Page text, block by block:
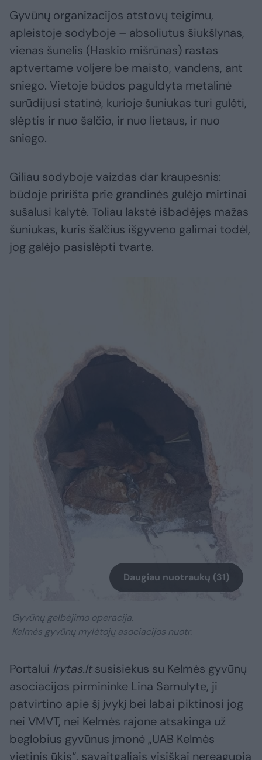
Gyvūnų organizacijos atstovų teigimu,
apleistoje sodyboje – absoliutus šiukšlynas,
vienas šunelis (Haskio mišrūnas) rastas
aptvertame voljere be maisto, vandens, ant
sniego. Vietoje būdos paguldyta metalinė
surūdijusi statinė, kurioje šuniukas turi gulėti,
slėptis ir nuo šalčio, ir nuo lietaus, ir nuo
sniego.
Giliau sodyboje vaizdas dar kraupesnis:
būdoje pririšta prie grandinės gulėjo mirtinai
sušalusi kalytė. Toliau lakstė išbadėjęs mažas
šuniukas, kuris šalčius išgyveno galimai todėl,
jog galėjo pasislėpti tvarte.
Daugiau nuotraukų (31)
Gyvūnų gelbėjimo operacija.
Kelmės gyvūnų mylėtojų asociacijos nuotr.
Portalui lrytas.ltsusisiekus su Kelmės gyvūnų
asociacijos pirmininke Lina Samulyte, ji
patvirtino apie šį įvykį bei labai piktinosi jog
nei VMVT, nei Kelmės rajone atsakinga už
beglobius gyvūnus įmonė „UAB Kelmės
vietinis ūkis“, savaitgaliais visiškai nereaguoja